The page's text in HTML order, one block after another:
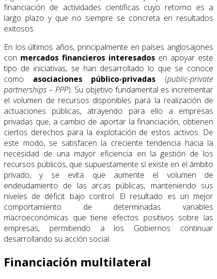
financiación de actividades científicas cuyo retorno es a
largo plazo y que no siempre se concreta en resultados
exitosos.
En los últimos años, principalmente en países anglosajones
con mercados financieros interesados en apoyar este
tipo de iniciativas, se han desarrollado lo que se conoce
como asociaciones público-privadas (public-private
partnerships – PPP). Su objetivo fundamental es incrementar
el volumen de recursos disponibles para la realización de
actuaciones públicas, atrayendo para ello a empresas
privadas que, a cambio de aportar la financiación, obtienen
ciertos derechos para la explotación de estos activos. De
este modo, se satisfacen la creciente tendencia hacia la
necesidad de una mayor eficiencia en la gestión de los
recursos públicos, que supuestamente sí existe en el ámbito
privado, y se evita que aumente el volumen de
endeudamiento de las arcas públicas, manteniendo sus
niveles de déficit bajo control. El resultado es un mejor
comportamiento de determinadas variables
macroeconómicas que tiene efectos positivos sobre las
empresas, permitiendo a los Gobiernos continuar
desarrollando su acción social.
Financiación multilateral